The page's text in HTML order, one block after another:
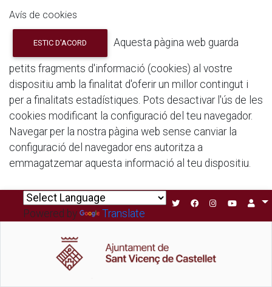
Avís de cookies
ESTIC D'ACORD Aquesta pàgina web guarda
petits fragments d'informació (cookies) al vostre
dispositiu amb la finalitat d'oferir un millor contingut i
per a finalitats estadístiques. Pots desactivar l'ús de les
cookies modificant la configuració del teu navegador.
Navegar per la nostra pàgina web sense canviar la
configuració del navegador ens autoritza a
emmagatzemar aquesta informació al teu dispositiu.
Powered by Translate